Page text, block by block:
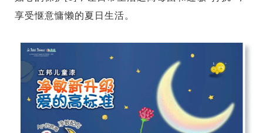
享受惬意慵懒的夏日生活。